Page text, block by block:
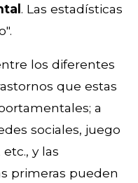
. Las estadísticas
los diferentes
que estas
a
sociales, juego
y las
primeras pueden